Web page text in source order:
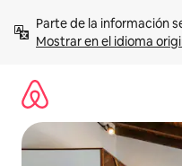
contenidoMostrar en el idioma